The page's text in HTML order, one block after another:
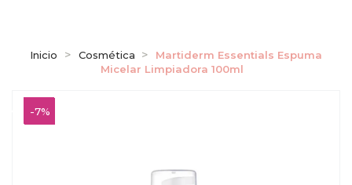
Inicio Cosmética
Martiderm Essentials Espuma
Micelar Limpiadora 100ml
-7%
-7%